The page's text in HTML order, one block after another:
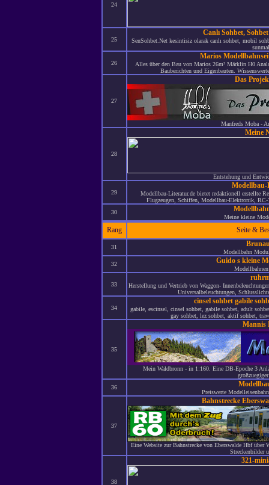
24
25
Canlı Sohbet,
SenSohbet.Net kesintisiz olarak canlı sohbet, mobil
26
Marios
Alles über den Bau von Marios 26m² Märklin H0
Bauberichten und Eigenbauten.
27
Das
Manfreds Moba -
28
Meine
Entstehung und
29
Modellbau-Literatur.de bietet redaktionell erstellte
Flugzeugen, Schiffen, Modellbau-Elektronik,
30
Meine kleine
Rang Seite &
31
Modellbahn
32
Guido s kleine
33
Herstellung und Vertrieb von Waggon-
Universalbeleuchtungen,
34
cinsel sohbet gabile
gabile, escinsel, cinsel sohbet, gabile sohbet, adult
gay sohbet, lez sohbet, aktif sohbet,
35
Mannis
Mein Waldbronn - in 1:160. Eine DB-Epoche 3
36
Preiswerte
37
Bahnstrecke
Eine Website zur Bahnstrecke von Eberswalde Hbf
Streckenbilder
38
321-